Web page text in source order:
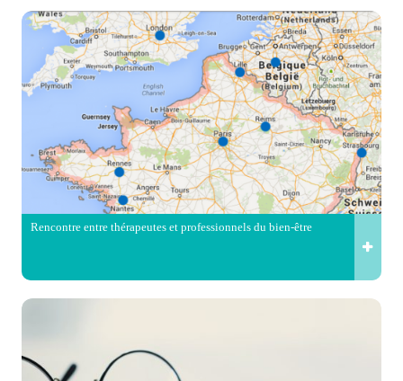
Rencontre entre thérapeutes et professionnels du bien-être